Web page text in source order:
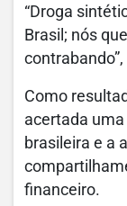
“Droga
Brasil; nós
Como
acertada uma
brasileira e a
financeiro.